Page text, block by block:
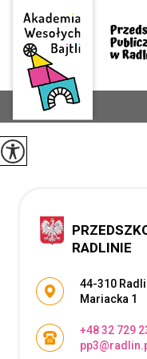
RADLINIE
Adres
44-310
Mariacka 1
+48 32 729